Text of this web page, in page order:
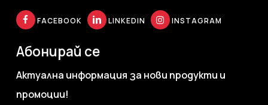
FACEBOOK LINKEDIN INSTAGRAM
Абонирай се
Актуална информация за нови продукти и
промоции!